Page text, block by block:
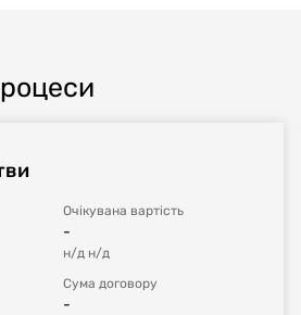
Очікувана вартість
-
н/д н/д
Сума договору
-